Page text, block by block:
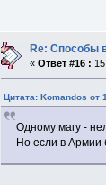
Re: Способы
«Ответ #16 :
Цитата: Komandos от
Одному магу -
Но если в Армии